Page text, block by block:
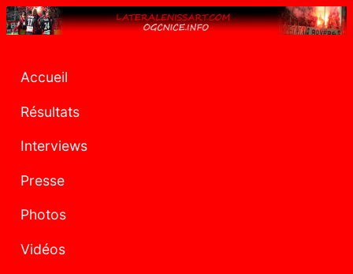
Accueil
Résultats
Interviews
Presse
Photos
Vidéos